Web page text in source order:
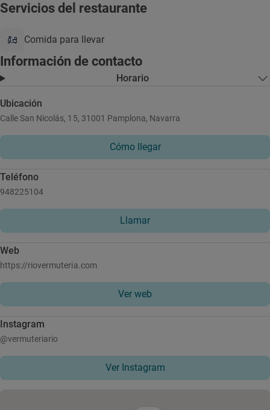
Servicios del restaurante
Comida para llevar
Información de contacto
Horario
Ubicación
Calle San Nicolás, 15, 31001 Pamplona, Navarra
Cómo llegar
Teléfono
948225104
Llamar
Web
https://riovermuteria.com
Ver web
Instagram
@vermuteriario
Ver Instagram